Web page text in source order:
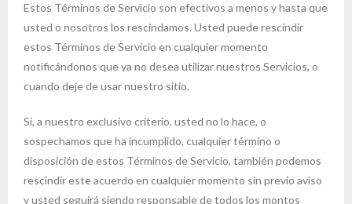
Estos Términos de Servicio son efectivos a menos y hasta que
usted o nosotros los rescindamos. Usted puede rescindir
estos Términos de Servicio en cualquier momento
notificándonos que ya no desea utilizar nuestros Servicios, o
cuando deje de usar nuestro sitio.
Si, a nuestro exclusivo criterio, usted no lo hace, o
sospechamos que ha incumplido, cualquier término o
disposición de estos Términos de Servicio, también podemos
rescindir este acuerdo en cualquier momento sin previo aviso
y usted seguirá siendo responsable de todos los montos